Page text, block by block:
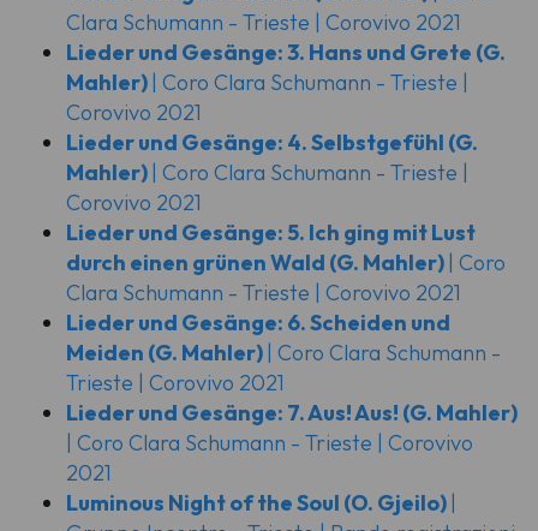
Clara Schumann - Trieste | Corovivo 2021
Lieder und Gesänge: 3. Hans und Grete (G.
Mahler) | Coro Clara Schumann - Trieste |
Corovivo 2021
Lieder und Gesänge: 4. Selbstgefühl (G.
Mahler) | Coro Clara Schumann - Trieste |
Corovivo 2021
Lieder und Gesänge: 5. Ich ging mit Lust
durch einen grünen Wald (G. Mahler) | Coro
Clara Schumann - Trieste | Corovivo 2021
Lieder und Gesänge: 6. Scheiden und
Meiden (G. Mahler) | Coro Clara Schumann -
Trieste | Corovivo 2021
Lieder und Gesänge: 7. Aus! Aus! (G. Mahler)
| Coro Clara Schumann - Trieste | Corovivo
2021
Luminous Night of the Soul (O. Gjeilo) |